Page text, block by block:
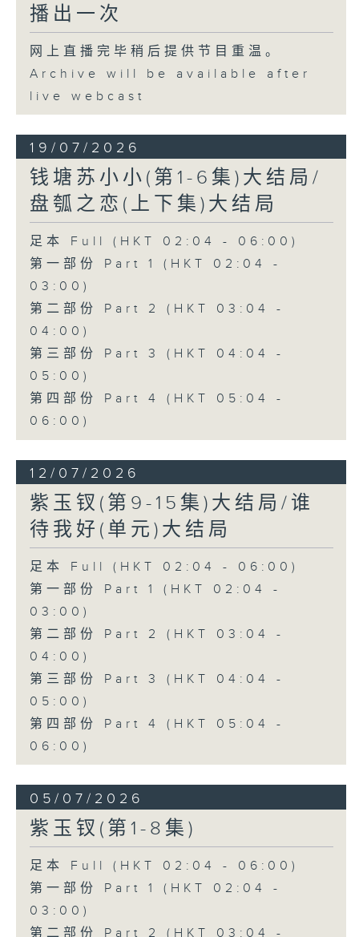
播出一次
网上直播完毕稍后提供节目重温。
Archive will be available after
live webcast
19/07/2026
钱塘苏小小(第1-6集)大结局/
盘瓠之恋(上下集)大结局
足本 Full (HKT 02:04 - 06:00)
第一部份 Part 1 (HKT 02:04 -
03:00)
第二部份 Part 2 (HKT 03:04 -
04:00)
第三部份 Part 3 (HKT 04:04 -
05:00)
第四部份 Part 4 (HKT 05:04 -
06:00)
12/07/2026
紫玉钗(第9-15集)大结局/谁
待我好(单元)大结局
足本 Full (HKT 02:04 - 06:00)
第一部份 Part 1 (HKT 02:04 -
03:00)
第二部份 Part 2 (HKT 03:04 -
04:00)
第三部份 Part 3 (HKT 04:04 -
05:00)
第四部份 Part 4 (HKT 05:04 -
06:00)
05/07/2026
紫玉钗(第1-8集)
足本 Full (HKT 02:04 - 06:00)
第一部份 Part 1 (HKT 02:04 -
03:00)
第二部份 Part 2 (HKT 03:04 -